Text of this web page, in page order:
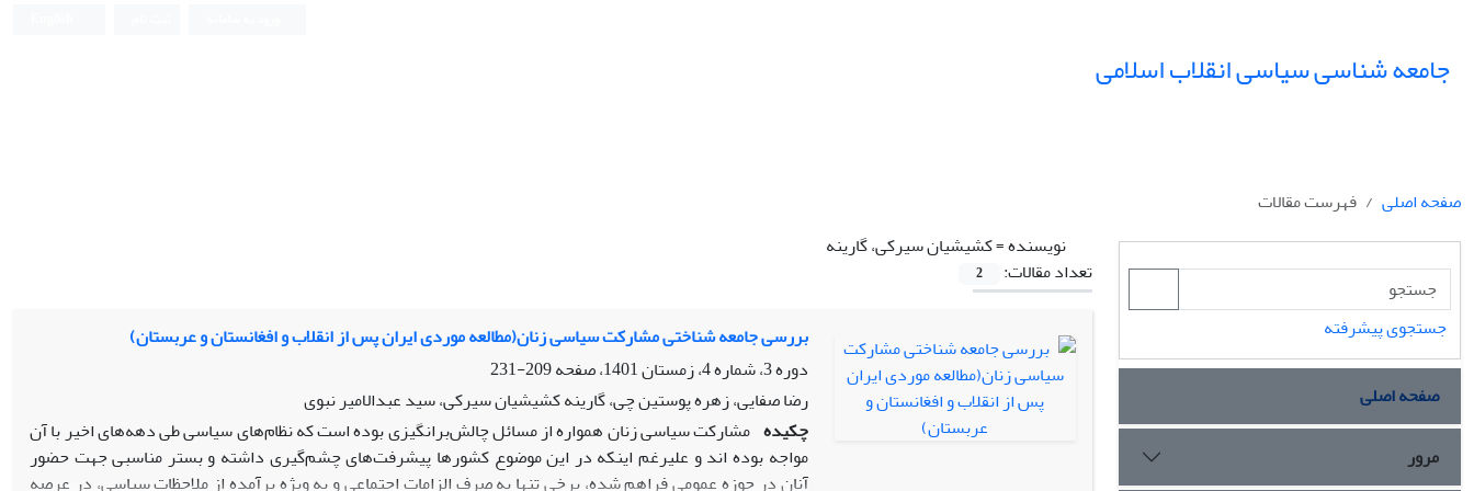
جامعه شناسی سیاسی انقلاب اسلامی
صفحه اصلی
فهرست مقالات
نویسنده =کشیشیان سیرکی، گارینه
تعداد مقالات:
2
بررسی جامعه شناختی مشارکت سیاسی زنان(مطالعه موردی ایران پس از انقلاب و افغانستان و عربستان)
دوره 3، شماره 4، زمستان 1401، صفحه
209-231
رضا صفایی، زهره پوستین چی، گارینه کشیشیان سیرکی، سید عبدالامیر نبوی
چکیده مشارکت سیاسی زنان همواره از مسائل چالش‌برانگیزی بوده است که نظام‌های سیاسی طی دهه‌های اخیر با آن
مواجه بوده اند و علیرغم اینکه در این موضوع کشورها پیشرفت‌های چشم‌گیری داشته‌ و بستر مناسبی جهت حضور
آنان در حوزه عمومی فراهم شده، برخی تنها به صرف الزامات اجتماعی و به ویژه برآمده از ملاحظات سیاسی، در عرصه
جستجوی پیشرفته
صفحه اصلی
مرور